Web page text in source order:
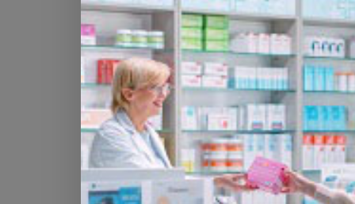
s’applique notamment aux
supermarchés, mais comprend des
loi devrait entrer en vigueur à partir de
Plus d’informations sur le tabagisme
Alzheimer
Des recherches montrent qu’un lien
maladie d’Alzheimer. Des bactéries
capables de se déplacer et
produisent des protéines toxiques qui